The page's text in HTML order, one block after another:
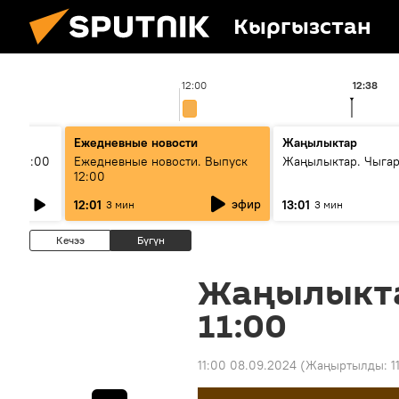
Кыргызстан
12:00 12:38
11:00
Ежедневные новости
Ежедневные новости. Выпуск
12:00
12:01 3 мин эфир
Жаңылыктар
Жаңылыктар.
13:01 3 мин
Кечээ Бүгүн
11:00
11:00 08.09.2024 (Жаңыртылды: